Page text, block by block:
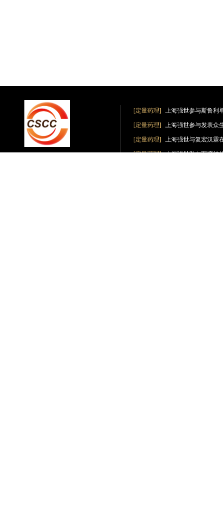
[定量药理] 上海强世参与斯鲁利
[定量药理] 上海强世参与发表众
[定量药理] 上海强世与复宏汉霖
[定量药理] 上海强世助力百济神